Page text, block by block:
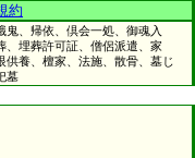
約
鬼、帰依、倶会一処、御魂入
、埋葬許可証、僧侶派遣、家
養、檀家、法施、散骨、墓じ
墓